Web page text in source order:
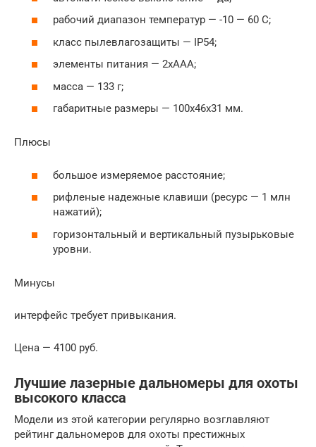
рабочий диапазон температур — -10 — 60 С;
класс пылевлагозащиты — IP54;
элементы питания — 2хААА;
масса — 133 г;
габаритные размеры — 100х46х31 мм.
Плюсы
большое измеряемое расстояние;
рифленые надежные клавиши (ресурс — 1 млн
нажатий);
горизонтальный и вертикальный пузырьковые
уровни.
Минусы
интерфейс требует привыкания.
Цена — 4100 руб.
Лучшие лазерные дальномеры для охоты
высокого класса
Модели из этой категории регулярно возглавляют
рейтинг дальномеров для охоты престижных